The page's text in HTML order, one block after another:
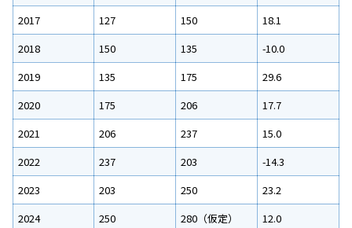
2017
127 150
18.1
2018
150 135
-10.0
2019
135 175
29.6
2020
175 206
17.7
2021
206 237
15.0
2022
237 203
-14.3
2023
203 250
23.2
2024
250 280（仮定） 12.0